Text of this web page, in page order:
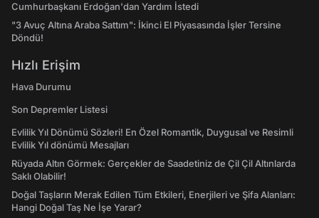
Cumhurbaşkanı Erdoğan'dan Yardım İstedi
"3 Avuç Altına Araba Sattım": İkinci El Piyasasında İşler Tersine
Döndü!
Hızlı Erişim
Hava Durumu
Son Depremler Listesi
Evlilik Yıl Dönümü Sözleri! En Özel Romantik, Duygusal ve Resimli
Evlilik Yıl dönümü Mesajları
Rüyada Altın Görmek: Gerçekler de Saadetiniz de Çil Çil Altınlarda
Saklı Olabilir!
Doğal Taşların Merak Edilen Tüm Etkileri, Enerjileri ve Şifa Alanları:
Hangi Doğal Taş Ne İşe Yarar?